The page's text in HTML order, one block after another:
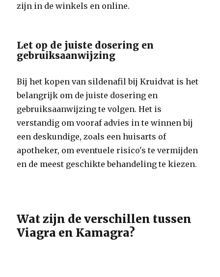
zijn in de winkels en online.
Let op de juiste dosering en
gebruiksaanwijzing
Bij het kopen van sildenafil bij Kruidvat is het
belangrijk om de juiste dosering en
gebruiksaanwijzing te volgen. Het is
verstandig om vooraf advies in te winnen bij
een deskundige, zoals een huisarts of
apotheker, om eventuele risico's te vermijden
en de meest geschikte behandeling te kiezen.
Wat zijn de verschillen tussen
Viagra en Kamagra?